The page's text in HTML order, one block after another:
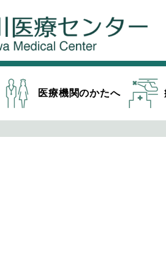
医療機関のかたへ